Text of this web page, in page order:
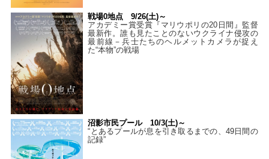
戦場0地点 9/26(土)～
アカデミー賞受賞『マリウポリの20日間』監督
最新作。誰も見たことのないウクライナ侵攻の
最前線－兵士たちのヘルメットカメラが捉え
た“本物”の戦場
沼影市民プール 10/3(土)～
“とあるプールが息を引き取るまでの、49日間の
記録”